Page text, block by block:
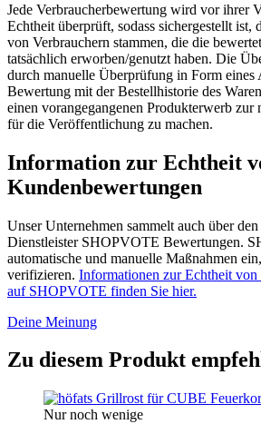
Jede Verbraucherbewertung wird vor ihrer
Echtheit überprüft, sodass sichergestellt ist,
von Verbrauchern stammen, die die
tatsächlich erworben/genutzt haben. Die
durch manuelle Überprüfung in Form eines
Bewertung mit der Bestellhistorie des
einen vorangegangenen Produkterwerb
für die Veröffentlichung zu machen.
Information zur Echtheit
Kundenbewertungen
Unser Unternehmen sammelt auch über
Dienstleister SHOPVOTE Bewertungen.
automatische und manuelle Maßnahmen
verifizieren. Informationen zur Echtheit
auf SHOPVOTE finden Sie hier.
Deine Meinung
Zu diesem Produkt
Nur noch wenige